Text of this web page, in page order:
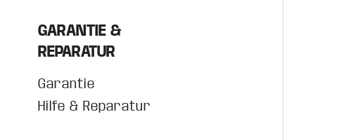
GARANTIE &
REPARATUR
Garantie
Hilfe & Reparatur